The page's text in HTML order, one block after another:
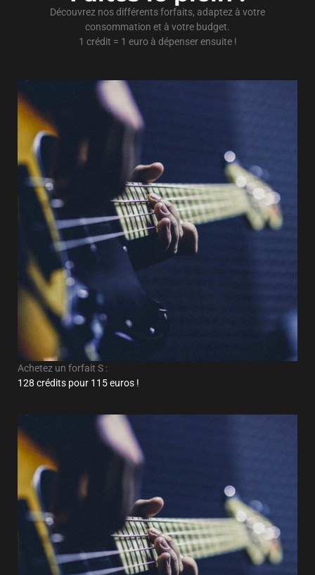
Découvrez nos différents forfaits, adaptez à votre
consommation et à votre budget.
1 crédit = 1 euro à dépenser ensuite !
Achetez un forfait S :
128 crédits pour 115 euros !